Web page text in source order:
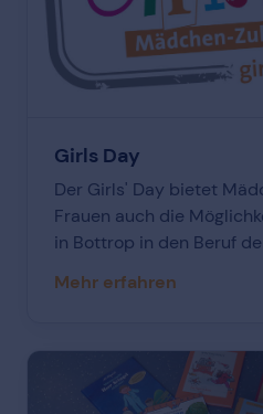
Girls Day
Der Girls' Day bietet
Frauen auch die
in Bottrop in den Beruf
hineinzuschnuppern und
diesem Bereich zu
öffnet an diesem Tag ihre
Mädchen ein, sich für
Mehr erfahren